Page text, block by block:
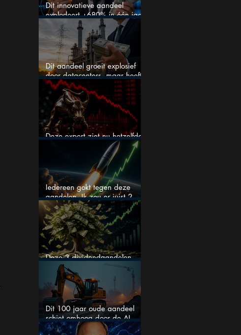
Dit innovatieve aandeel
explodeert +680% in één jaar
en blijft maar stijgen
Dit aandeel groeit explosief
door datacenters, maar heeft
tientallen miljarden nodig
Deze expert ziet nu hetzelfde
als voor de crash van 1987
Iedereen gokt tegen deze
aandelen. Ik zou er juist 2
kopen
Deze 3 dividendaandelen
kunnen binnenkort flink stijgen
Dit 100 jaar oude aandeel
schiet omhoog door de AI-
boom